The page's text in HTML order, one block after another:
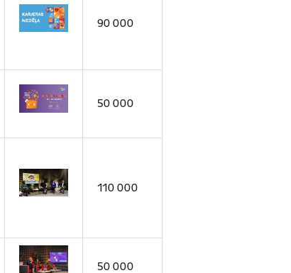
90 000
50 000
110 000
50 000